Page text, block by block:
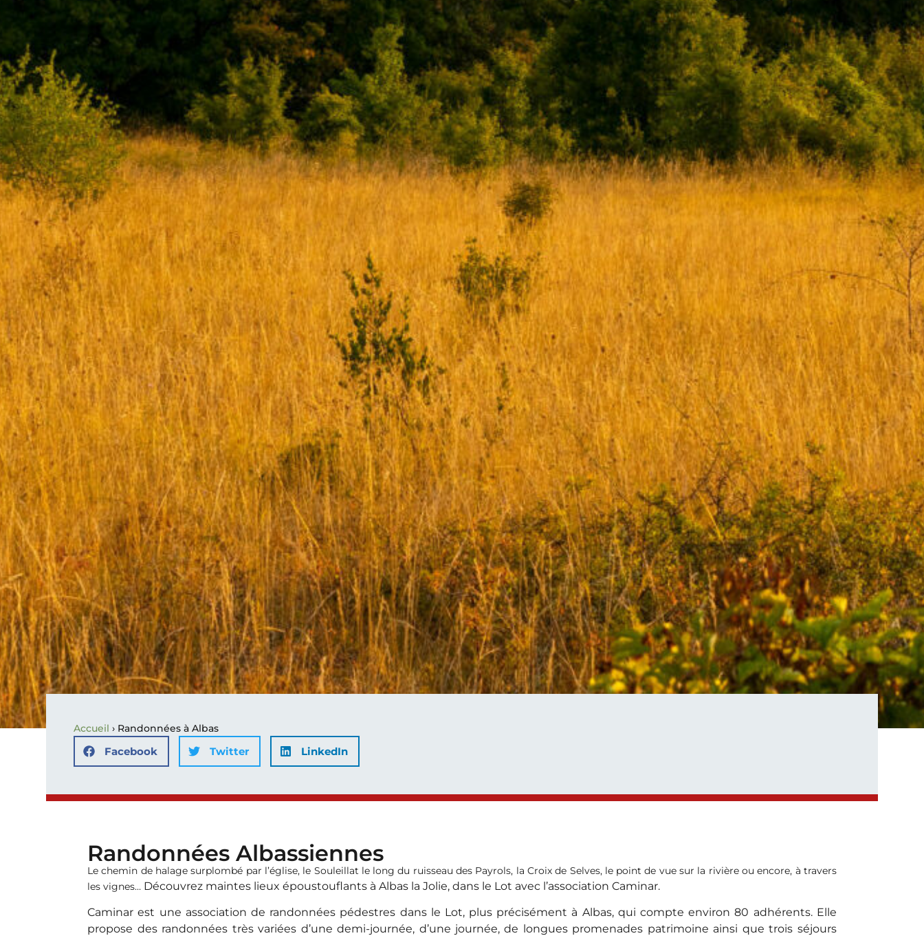
Accueil › Randonnées à Albas
Facebook Twitter LinkedIn
Randonnées Albassiennes
Le chemin de halage surplombé par l’église, le Souleillat le long du ruisseau des Payrols, la Croix de Selves, le point de vue sur la rivière ou encore, à travers
les vignes… Découvrez maintes lieux époustouflants à Albas la Jolie, dans le Lot avec l’association Caminar.
Caminar est une association de randonnées pédestres dans le Lot, plus précisément à Albas, qui compte environ 80 adhérents. Elle
propose des randonnées très variées d’une demi-journée, d’une journée, de longues promenades patrimoine ainsi que trois séjours